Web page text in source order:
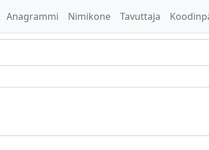
Anagrammi Nimikone Tavuttaja